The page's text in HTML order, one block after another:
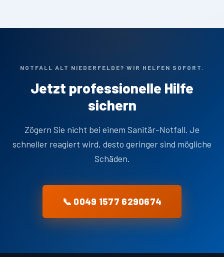
NOTFALL ALT NIEDERFELDE? WIR HELFEN SOFORT.
Jetzt professionelle Hilfe
sichern
Zögern Sie nicht bei einem Sanitär-Notfall. Je
schneller reagiert wird, desto geringer sind mögliche
Schäden.
📞 0049 1577 6290674